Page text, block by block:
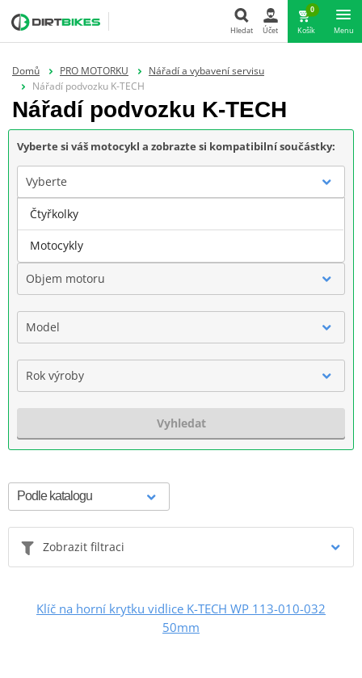
Hledat Účet
0
Košík Menu
Domů PRO MOTORKU
Nářadí a vybavení servisu
Nářadí podvozku K-TECH
Nářadí podvozku K-TECH
Vyberte si váš motocykl a zobrazte si kompatibilní součástky:
Vyberte
Značka
Objem motoru
Model
Rok výroby
Vyhledat
Zobrazit filtraci
Klíč na horní krytku vidlice K-TECH WP 113-010-032
50mm
Čtyřkolky
Motocykly